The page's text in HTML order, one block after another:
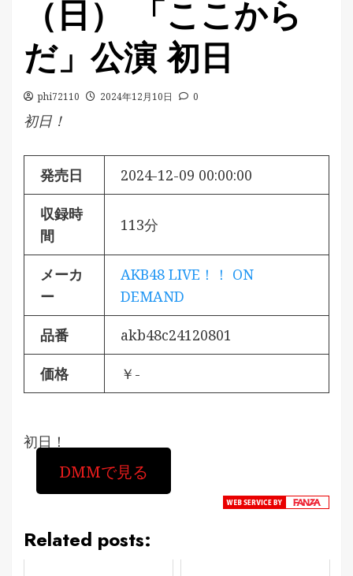
（日） 「ここから
だ」公演 初日
phi72110 2024年12月10日 0
初日！
発売日 2024-12-09 00:00:00
収録時
間
113分
メーカ
ー
AKB48 LIVE！！ ON
DEMAND
品番 akb48c24120801
価格 ￥-
初日！
DMMで見る
Related posts: